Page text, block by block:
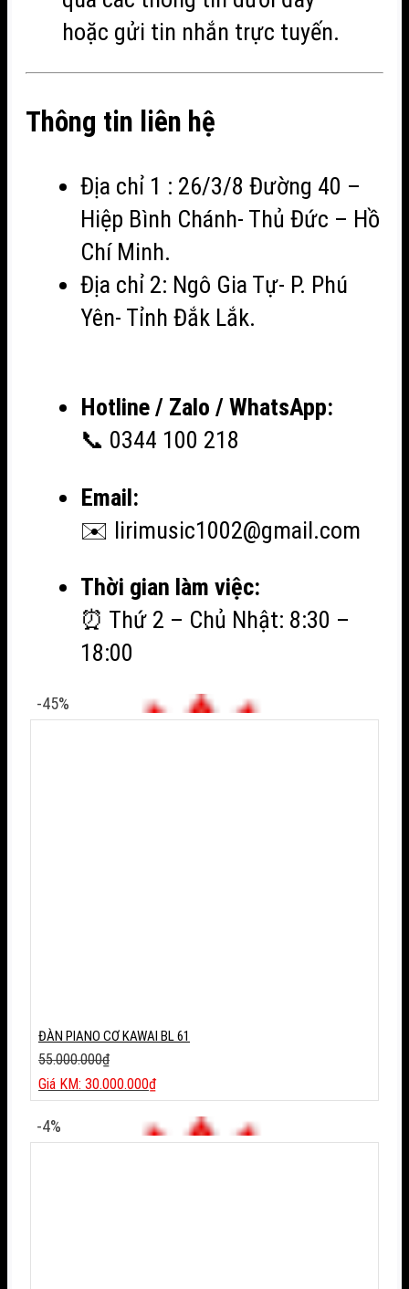
hoặc gửi tin nhắn trực tuyến.
Thông tin liên hệ
Địa chỉ 1 : 26/3/8 Đường 40 –
Hiệp Bình Chánh- Thủ Đức – Hồ
Chí Minh.
Địa chỉ 2: Ngô Gia Tự- P. Phú
Yên- Tỉnh Đắk Lắk.
Hotline / Zalo / WhatsApp:
📞 0344 100 218
Email:
✉️ lirimusic1002@gmail.com
Thời gian làm việc:
⏰ Thứ 2 – Chủ Nhật: 8:30 –
18:00
-45%
ĐÀN PIANO CƠ KAWAI BL 61
55.000.000₫
Giá
gốc
là:
55.000.000₫.
30.000.000₫
Giá
hiện
tại
-4%